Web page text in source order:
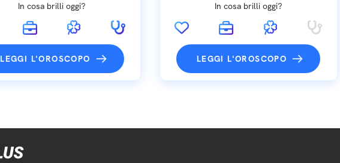
In cosa brilli oggi?
LEGGI L'OROSCOPO
In cosa brilli oggi?
LEGGI L'OROSCOPO